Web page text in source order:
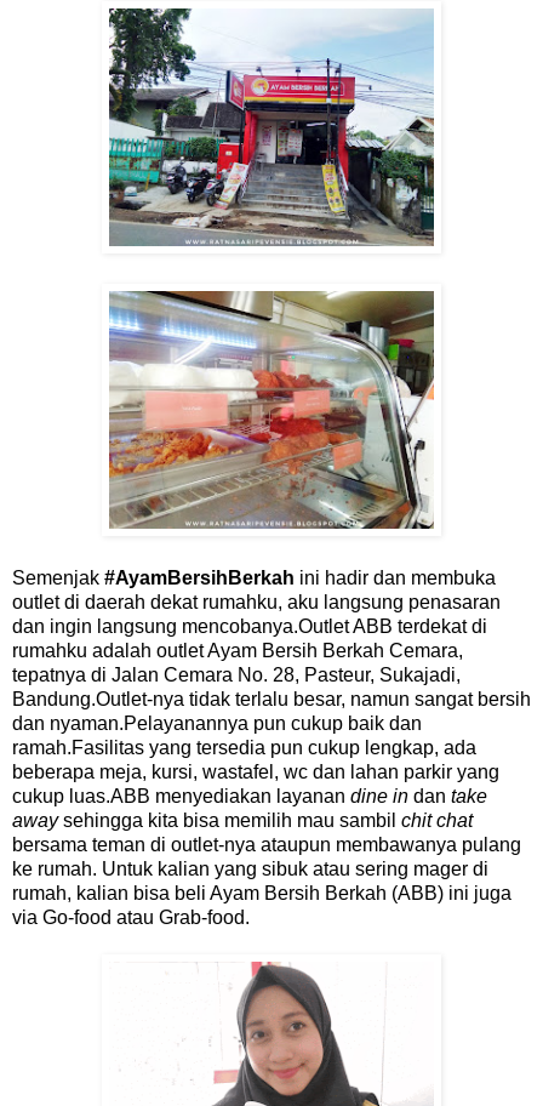
Semenjak #AyamBersihBerkah ini hadir dan membuka
outlet di daerah dekat rumahku, aku langsung penasaran
dan ingin langsung mencobanya.Outlet ABB terdekat di
rumahku adalah outlet Ayam Bersih Berkah Cemara,
tepatnya di Jalan Cemara No. 28, Pasteur, Sukajadi,
Bandung.Outlet-nya tidak terlalu besar, namun sangat bersih
dan nyaman.Pelayanannya pun cukup baik dan
ramah.Fasilitas yang tersedia pun cukup lengkap, ada
beberapa meja, kursi, wastafel, wc dan lahan parkir yang
cukup luas.ABB menyediakan layanan dine in dan take
awaysehingga kita bisa memilih mau sambil chit chat
bersama teman di outlet-nya ataupun membawanya pulang
ke rumah. Untuk kalian yang sibuk atau sering mager di
rumah, kalian bisa beli Ayam Bersih Berkah (ABB) ini juga
via Go-food atau Grab-food.